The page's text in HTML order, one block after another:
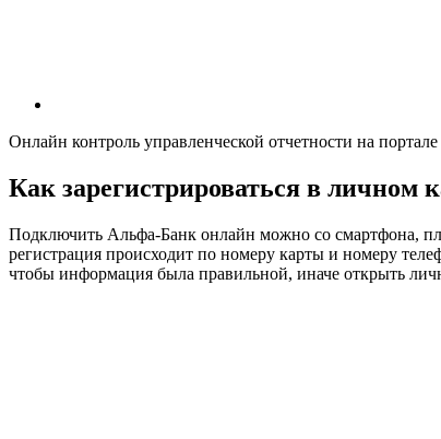
Онлайн контроль управленческой отчетности на
Как зарегистрироваться в личном
Подключить Альфа-Банк онлайн можно со смартфона,
регистрация происходит по номеру карты и номеру
чтобы информация была правильной, иначе открыть